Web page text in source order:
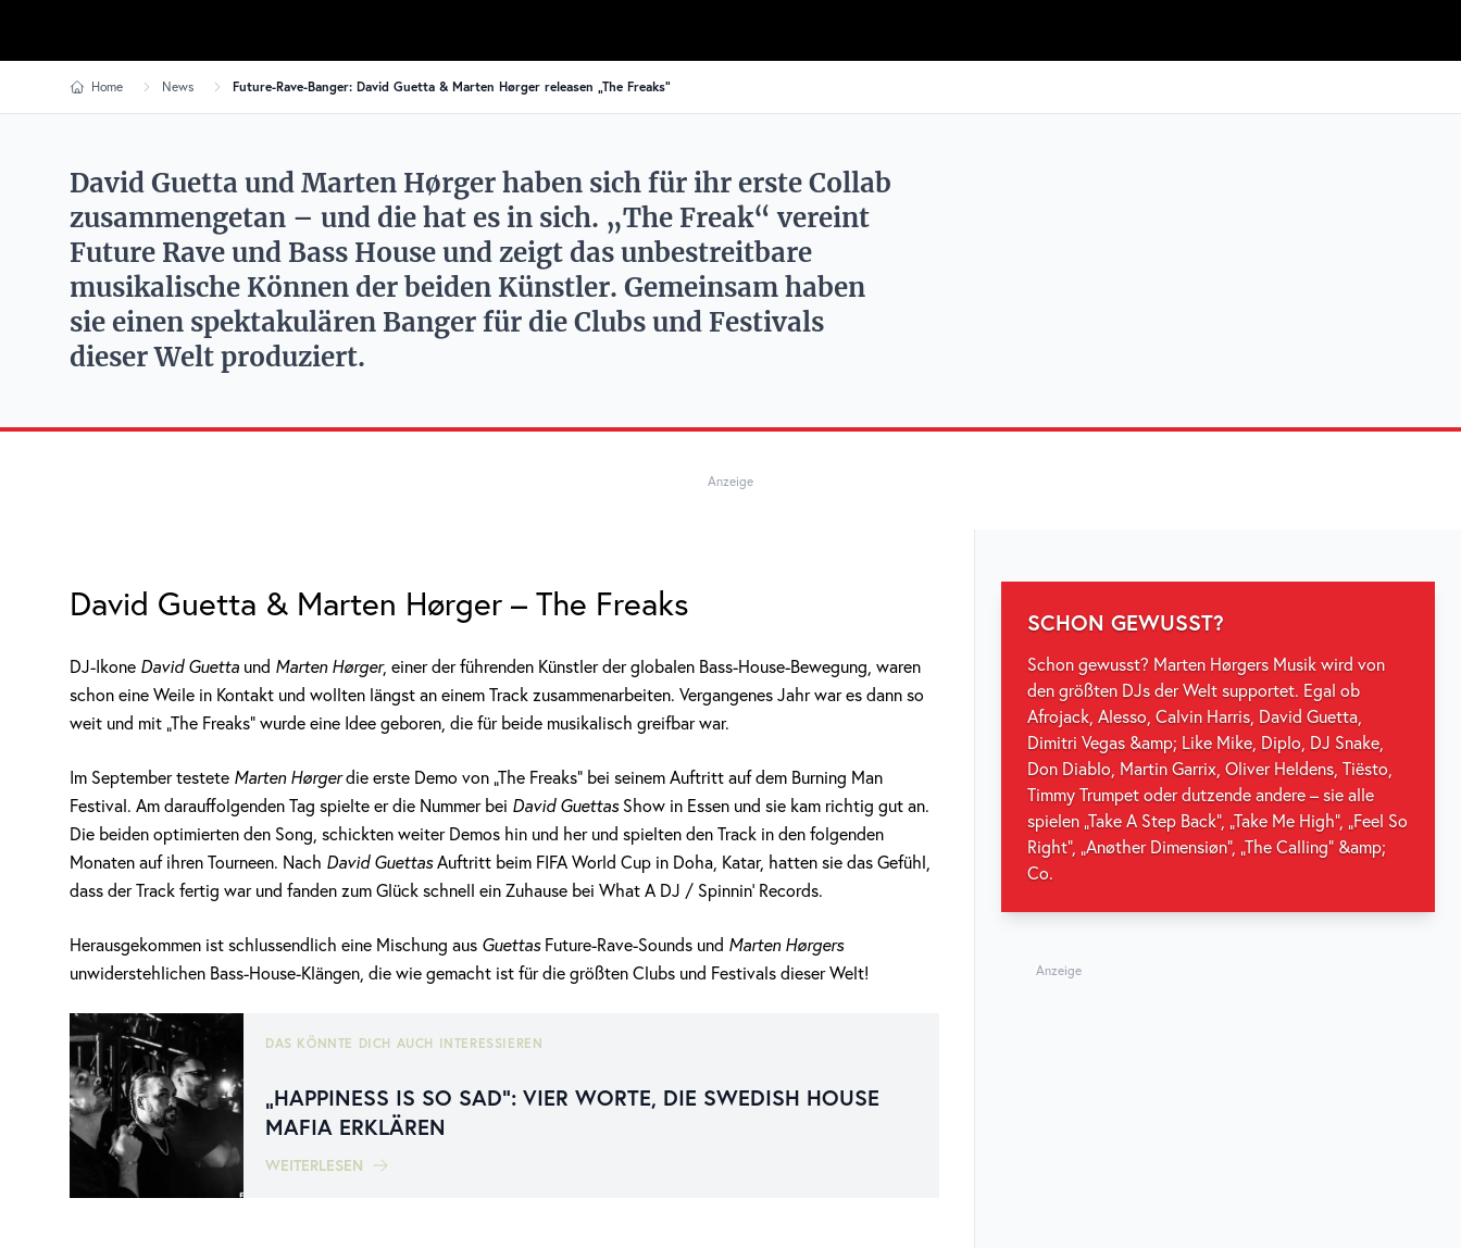
Home News Future-Rave-Banger: David Guetta & Marten Hørger releasen „The Freaks“
David Guetta und Marten Hørger haben sich für ihr erste Collab
zusammengetan – und die hat es in sich. „The Freak“ vereint
Future Rave und Bass House und zeigt das unbestreitbare
musikalische Können der beiden Künstler. Gemeinsam haben
sie einen spektakulären Banger für die Clubs und Festivals
dieser Welt produziert.
Anzeige
David Guetta & Marten Hørger – The Freaks
DJ-Ikone David Guetta und Marten Hørger, einer der führenden Künstler der globalen Bass-House-Bewegung, waren
schon eine Weile in Kontakt und wollten längst an einem Track zusammenarbeiten. Vergangenes Jahr war es dann so
weit und mit „The Freaks“ wurde eine Idee geboren, die für beide musikalisch greifbar war.
Im September testete Marten Hørgerdie erste Demo von „The Freaks“ bei seinem Auftritt auf dem Burning Man
Festival. Am darauffolgenden Tag spielte er die Nummer bei David GuettasShow in Essen und sie kam richtig gut an.
Die beiden optimierten den Song, schickten weiter Demos hin und her und spielten den Track in den folgenden
Monaten auf ihren Tourneen. Nach David GuettasAuftritt beim FIFA World Cup in Doha, Katar, hatten sie das Gefühl,
dass der Track fertig war und fanden zum Glück schnell ein Zuhause bei What A DJ / Spinnin‘ Records.
Herausgekommen ist schlussendlich eine Mischung aus Guettas Future-Rave-Sounds und Marten Hørgers
unwiderstehlichen Bass-House-Klängen, die wie gemacht ist für die größten Clubs und Festivals dieser Welt!
DAS KÖNNTE DICH AUCH INTERESSIEREN
„HAPPINESS IS SO SAD“: VIER WORTE, DIE SWEDISH HOUSE
MAFIA ERKLÄREN
WEITERLESEN
SCHON GEWUSST?
Schon gewusst? Marten Hørgers Musik wird von
den größten DJs der Welt supportet. Egal ob
Afrojack, Alesso, Calvin Harris, David Guetta,
Dimitri Vegas &amp; Like Mike, Diplo, DJ Snake,
Don Diablo, Martin Garrix, Oliver Heldens, Tiësto,
Timmy Trumpet oder dutzende andere – sie alle
spielen „Take A Step Back“, „Take Me High“, „Feel So
Right“, „Anøther Dimensiøn“, „The Calling“ &amp;
Co.
Anzeige